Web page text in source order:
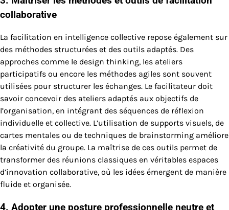
collaborative
La facilitation en intelligence collective repose également sur
des méthodes structurées et des outils adaptés. Des
approches comme le design thinking, les ateliers
participatifs ou encore les méthodes agiles sont souvent
utilisées pour structurer les échanges. Le facilitateur doit
savoir concevoir des ateliers adaptés aux objectifs de
l’organisation, en intégrant des séquences de réflexion
individuelle et collective. L’utilisation de supports visuels, de
cartes mentales ou de techniques de brainstorming améliore
la créativité du groupe. La maîtrise de ces outils permet de
transformer des réunions classiques en véritables espaces
d’innovation collaborative, où les idées émergent de manière
fluide et organisée.
4. Adopter une posture professionnelle neutre et